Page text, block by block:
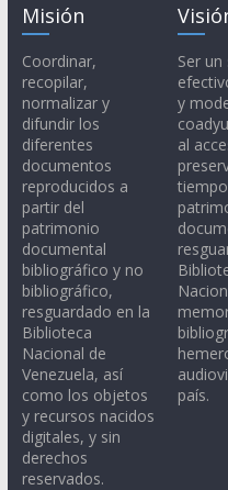
Misión
Coordinar,
recopilar,
normalizar y
difundir los
diferentes
documentos
reproducidos a
partir del
patrimonio
documental
bibliográfico y no
bibliográfico,
resguardado en la
Biblioteca
Nacional de
Venezuela, así
como los objetos
y recursos nacidos
digitales, y sin
derechos
reservados.
Ser un
y
al
país.